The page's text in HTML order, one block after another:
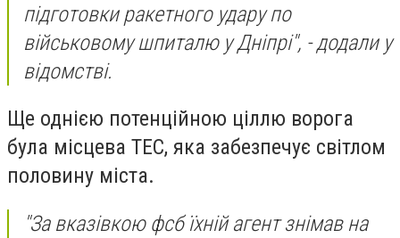
підготовки ракетного удару по
військовому шпиталю у Дніпрі", - додали у
відомстві.
Ще однією потенційною ціллю ворога
була місцева ТЕС, яка забезпечує світлом
половину міста.
"За вказівкою фсб їхній агент знімав на